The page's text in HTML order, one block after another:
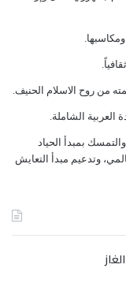
المدنيين،
ترقى إلى جرائم حرب ضد الإنسانية، منها 410
و492 هجوم حرب مكتملة
ومنشآت مدنية،
الخروقات الأخرى
التمركز
الاتفاق عليه.
ﻣﻦ ﺭﻭﺡ ﺍﻻﺳﻼﻡ ﺍﻟﺤﻨﻴﻒ.
ﺍﻟﺸﺎﻣﻠﺔ.
ﺑﻤﺒﺪﺃ ﺍﻟﺤﻴﺎﺩ
ﻭﺗﺪﻋﻴﻢ ﻣﺒﺪﺃ ﺍﻟﺘﻌﺎﻳﺶ